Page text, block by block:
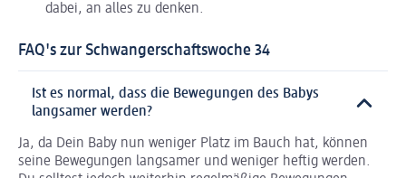
dabei, an alles zu denken.
FAQ's zur Schwangerschaftswoche 34
Ist es normal, dass die Bewegungen des Babys
langsamer werden?
Ja, da Dein Baby nun weniger Platz im Bauch hat, können
seine Bewegungen langsamer und weniger heftig werden.